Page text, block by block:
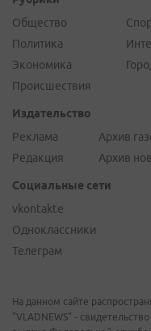
Общество
Политика
Экономика
Происшествия
Издательство
Реклама
Редакция
Архив
Архив
Социальные сети
vkontakte
Одноклассники
Телеграм
На данном сайте
"VLADNEWS" -